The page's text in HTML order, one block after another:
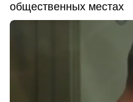
общественных местах